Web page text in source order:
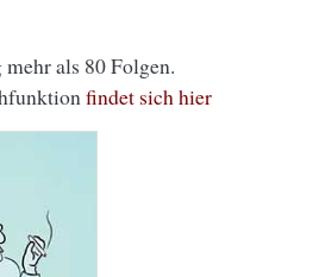
als 80 Folgen.
findet sich hier